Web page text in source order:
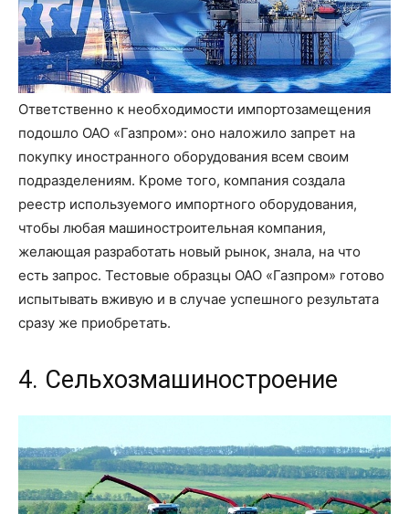
Ответственно к необходимости импортозамещения
подошло ОАО «Газпром»: оно наложило запрет на
покупку иностранного оборудования всем своим
подразделениям. Кроме того, компания создала
реестр используемого импортного оборудования,
чтобы любая машиностроительная компания,
желающая разработать новый рынок, знала, на что
есть запрос. Тестовые образцы ОАО «Газпром» готово
испытывать вживую и в случае успешного результата
сразу же приобретать.
4. Сельхозмашиностроение